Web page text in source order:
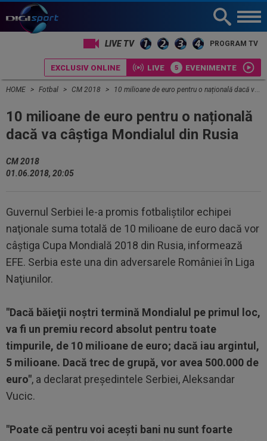
LIVE TV PROGRAM TV
EXCLUSIV ONLINE LIVE EVENIMENTE
HOME Fotbal CM 2018 10 milioane de euro pentru o națională dacă va câștiga Mondialul din Rusia
10 milioane de euro pentru o națională
dacă va câștiga Mondialul din Rusia
CM 2018
01.06.2018, 20:05
Guvernul Serbiei le-a promis fotbaliștilor echipei
naţionale suma totală de 10 milioane de euro dacă vor
câştiga Cupa Mondială 2018 din Rusia, informează
EFE. Serbia este una din adversarele României în Liga
Naţiunilor.
"Dacă băieţii noştri termină Mondialul pe primul loc,
va fi un premiu record absolut pentru toate
timpurile, de 10 milioane de euro; dacă iau argintul,
5 milioane. Dacă trec de grupă, vor avea 500.000 de
euro", a declarat preşedintele Serbiei, Aleksandar
Vucic.
"Poate că pentru voi aceşti bani nu sunt foarte